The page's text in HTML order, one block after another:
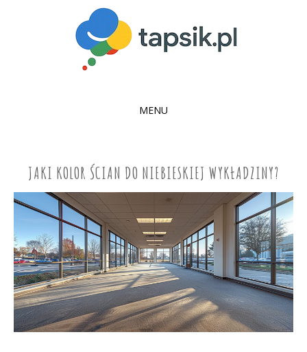
MENU
CONTENT
JAKI KOLOR ŚCIAN DO NIEBIESKIEJ WYKŁADZINY?